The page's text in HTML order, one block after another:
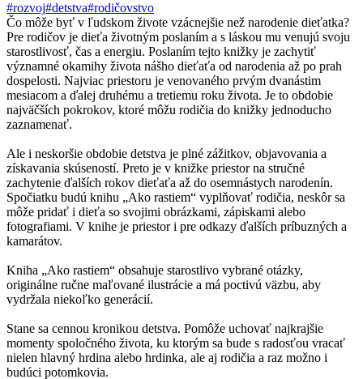
#rozvoj#detstva#rodičovstvo
Čo môže byť v ľudskom živote vzácnejšie než narodenie dieťatka?
Pre rodičov je dieťa životným poslaním a s láskou mu venujú svoju
starostlivosť, čas a energiu. Poslaním tejto knižky je zachytiť
významné okamihy života nášho dieťaťa od narodenia až po prah
dospelosti. Najviac priestoru je venovaného prvým dvanástim
mesiacom a ďalej druhému a tretiemu roku života. Je to obdobie
najväčších pokrokov, ktoré môžu rodičia do knižky jednoducho
zaznamenať.
Ale i neskoršie obdobie detstva je plné zážitkov, objavovania a
získavania skúseností. Preto je v knižke priestor na stručné
zachytenie ďalších rokov dieťaťa až do osemnástych narodenín.
Spočiatku budú knihu „Ako rastiem“ vyplňovať rodičia, neskôr sa
môže pridať i dieťa so svojimi obrázkami, zápiskami alebo
fotografiami. V knihe je priestor i pre odkazy ďalších príbuzných a
kamarátov.
Kniha „Ako rastiem“ obsahuje starostlivo vybrané otázky,
originálne ručne maľované ilustrácie a má poctivú väzbu, aby
vydržala niekoľko generácií.
Stane sa cennou kronikou detstva. Pomôže uchovať najkrajšie
momenty spoločného života, ku ktorým sa bude s radosťou vracať
nielen hlavný hrdina alebo hrdinka, ale aj rodičia a raz možno i
budúci potomkovia.